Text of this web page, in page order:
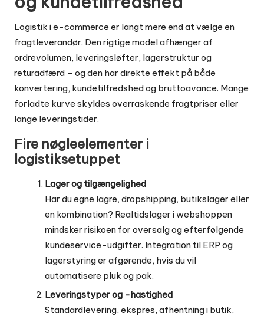
Logistik i e-commerce er langt mere end at vælge en
fragtleverandør. Den rigtige model afhænger af
ordrevolumen, leveringsløfter, lagerstruktur og
returadfærd – og den har direkte effekt på både
konvertering, kundetilfredshed og bruttoavance. Mange
forladte kurve skyldes overraskende fragtpriser eller
lange leveringstider.
Fire nøgleelementer i
logistiksetuppet
Lager og tilgængelighed
Har du egne lagre, dropshipping, butikslager eller
en kombination? Realtidslager i webshoppen
mindsker risikoen for oversalg og efterfølgende
kundeservice-udgifter. Integration til ERP og
lagerstyring er afgørende, hvis du vil
automatisere pluk og pak.
Leveringstyper og -hastighed
Standardlevering, ekspres, afhentning i butik,